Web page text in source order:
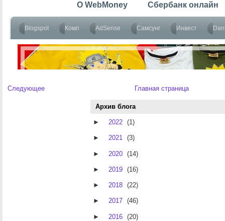
Следующее Главная страница
Архив блога
► 2022 (1)
► 2021 (3)
► 2020 (14)
► 2019 (16)
► 2018 (22)
► 2017 (46)
► 2016 (20)